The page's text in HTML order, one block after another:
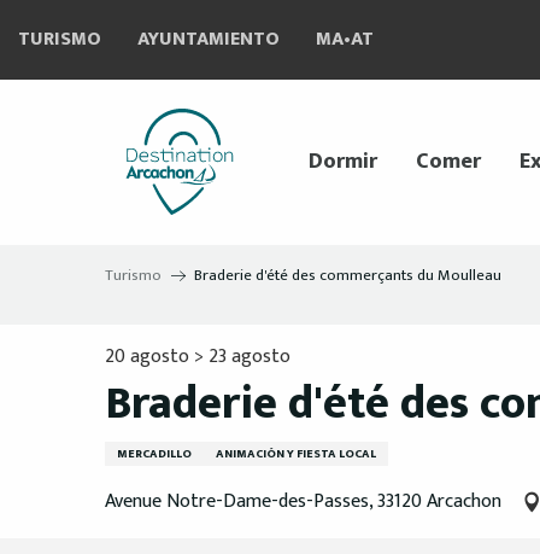
contenu
TURISMO AYUNTAMIENTO MA•AT
Dormir Comer
Turismo Braderie d'été des commerçants du Moulleau
20 agosto > 23 agosto
Braderie d'été des
MERCADILLO ANIMACIÓN Y FIESTA LOCAL
Avenue Notre-Dame-des-Passes, 33120 Arcachon